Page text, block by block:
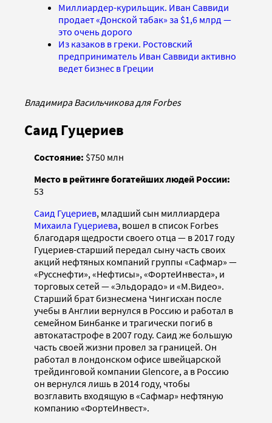
Миллиардер-курильщик. Иван Саввиди
продает «Донской табак» за $1,6 млрд —
это очень дорого
Из казаков в греки. Ростовский
предприниматель Иван Саввиди активно
ведет бизнес в Греции
Владимира Васильчикова для Forbes
Саид Гуцериев
Состояние: $750 млн
Место в рейтинге богатейших людей России:
53
Саид Гуцериев, младший сын миллиардера
Михаила Гуцериева, вошел в список Forbes
благодаря щедрости своего отца — в 2017 году
Гуцериев-старший передал сыну часть своих
акций нефтяных компаний группы «Сафмар» —
«Русснефти», «Нефтисы», «ФортеИнвеста», и
торговых сетей — «Эльдорадо» и «М.Видео».
Старший брат бизнесмена Чингисхан после
учебы в Англии вернулся в Россию и работал в
семейном Бинбанке и трагически погиб в
автокатастрофе в 2007 году. Саид же большую
часть своей жизни провел за границей. Он
работал в лондонском офисе швейцарской
трейдинговой компании Glencore, а в Россию
он вернулся лишь в 2014 году, чтобы
возглавить входящую в «Сафмар» нефтяную
компанию «ФортеИнвест».